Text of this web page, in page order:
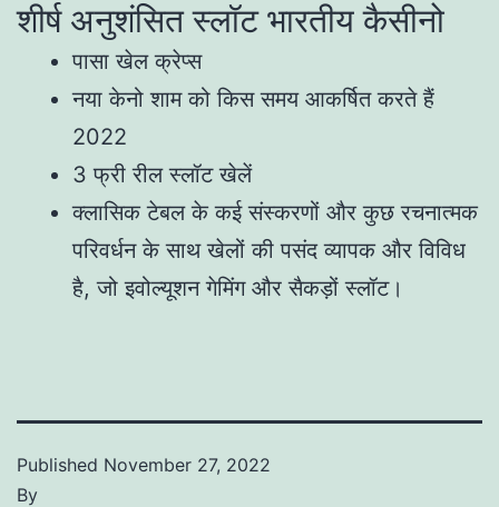
शीर्ष अनुशंसित स्लॉट भारतीय कैसीनो
पासा खेल क्रेप्स
नया केनो शाम को किस समय आकर्षित करते हैं
2022
3 फ्री रील स्लॉट खेलें
क्लासिक टेबल के कई संस्करणों और कुछ रचनात्मक
परिवर्धन के साथ खेलों की पसंद व्यापक और विविध
है, जो इवोल्यूशन गेमिंग और सैकड़ों स्लॉट।
Published November 27, 2022
By